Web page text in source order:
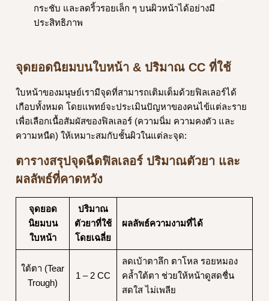
กระชับ และลดริ้วรอยเล็ก ๆ บนผิวหน้าได้อย่างมี
ประสิทธิภาพ
จุดยอดนิยมบนใบหน้า & ปริมาณ CC ที่ใช้
ใบหน้าของมนุษย์เรามีจุดที่สามารถเติมเต็มด้วยฟิลเลอร์ได้
เกือบทั้งหมด โดยแพทย์จะประเมินปัญหาของคนไข้แต่ละราย
เพื่อเลือกเนื้อสัมผัสของฟิลเลอร์ (ความนิ่ม ความคงตัว และ
ความหนืด) ให้เหมาะสมกับชั้นผิวในแต่ละจุด:
ตารางสรุปจุดฉีดฟิลเลอร์ ปริมาณตัวยา และ
ผลลัพธ์ที่คาดหวัง
จุดยอด
นิยมบน
ใบหน้า
ปริมาณ
ตัวยาที่ใช้
โดยเฉลี่ย
ผลลัพธ์ความงามที่ได้
ใต้ตา (Tear
Trough)
1 – 2 CC
ลดเบ้าตาลึก ตาโหล รอยหมอง
คล้ำใต้ตา ช่วยให้หน้าดูสดชื่น
สดใส ไม่เพลีย